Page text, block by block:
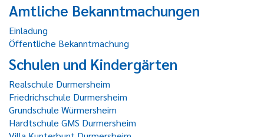
Amtliche Bekanntmachungen
Einladung
Öffentliche Bekanntmachung
Schulen und Kindergärten
Realschule Durmersheim
Friedrichschule Durmersheim
Grundschule Würmersheim
Hardtschule GMS Durmersheim